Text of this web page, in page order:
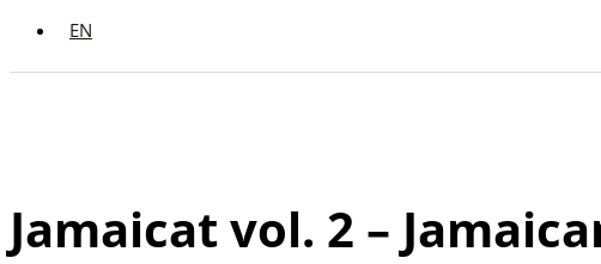
EN
Jamaicat vol. 2 –